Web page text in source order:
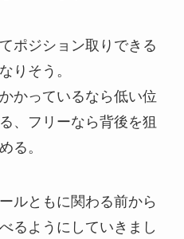
ポジション取りできる
りそう。
かっているなら低い位
、フリーなら背後を狙
る。
ルともに関わる前から
るようにしていきまし